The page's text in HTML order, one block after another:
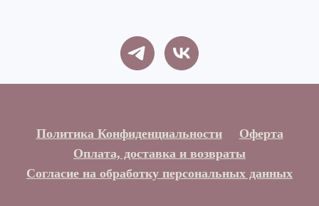
Политика Конфиденциальности
Оферта
Оплата, доставка и возвраты
Согласие на обработку персональных данных